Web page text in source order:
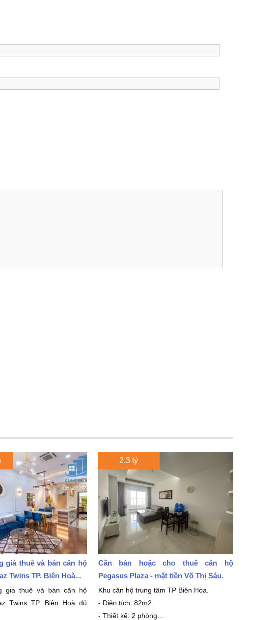
giá thuê và bán căn hộ
Twins TP. Biên Hoà...
giá thuê và bán căn hộ
Twins TP. Biên Hoà đủ
2.3 tỷ
Cần bán hoặc cho thuê căn hộ
Pegasus Plaza - mặt tiền Võ Thị Sáu.
Khu căn hộ trung tâm TP Biên Hòa.
- Diện tích: 82m2.
- Thiết kế: 2 phòng...